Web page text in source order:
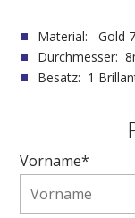
Material: Gold
Durchmesser:
Besatz: 1
Vorname*